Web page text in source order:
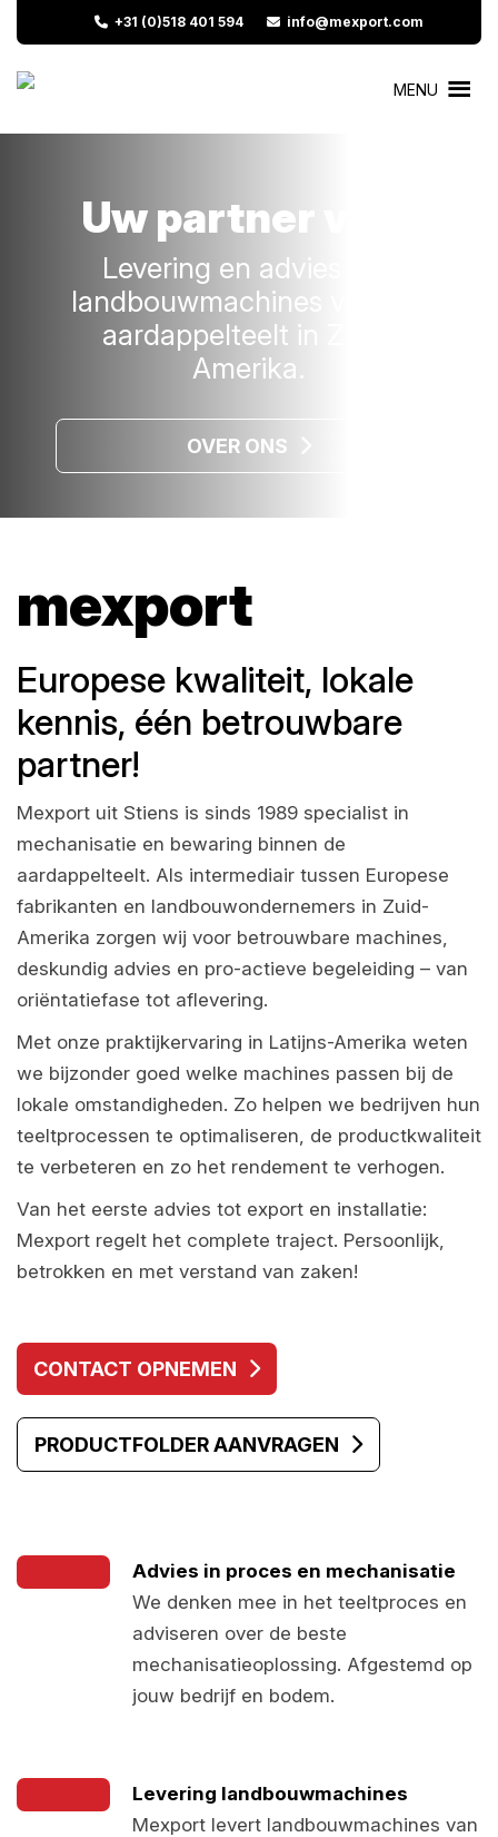
+31 (0)518 401 594 info@mexport.com
MENU
Uw partner voor
Levering en advies van
landbouwmachines voor de
aardappelteelt in Zuid-
Amerika.
OVER ONS
mexport
Europese kwaliteit, lokale
kennis, één betrouwbare
partner!
Mexport uit Stiens is sinds 1989 specialist in
mechanisatie en bewaring binnen de
aardappelteelt. Als intermediair tussen Europese
fabrikanten en landbouwondernemers in Zuid-
Amerika zorgen wij voor betrouwbare machines,
deskundig advies en pro-actieve begeleiding – van
oriëntatiefase tot aflevering.
Met onze praktijkervaring in Latijns-Amerika weten
we bijzonder goed welke machines passen bij de
lokale omstandigheden. Zo helpen we bedrijven hun
teeltprocessen te optimaliseren, de productkwaliteit
te verbeteren en zo het rendement te verhogen.
Van het eerste advies tot export en installatie:
Mexport regelt het complete traject. Persoonlijk,
betrokken en met verstand van zaken!
CONTACT OPNEMEN
PRODUCTFOLDER AANVRAGEN
Advies in proces en mechanisatie
We denken mee in het teeltproces en
adviseren over de beste
mechanisatieoplossing. Afgestemd op
jouw bedrijf en bodem.
Levering landbouwmachines
Mexport levert landbouwmachines van